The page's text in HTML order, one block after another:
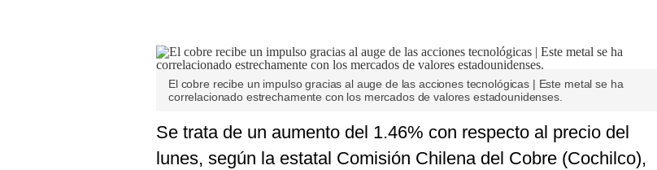
El cobre recibe un impulso gracias al auge de las acciones tecnológicas | Este metal se ha
correlacionado estrechamente con los mercados de valores estadounidenses.
Se trata de un aumento del 1.46% con respecto al precio del
lunes, según la estatal Comisión Chilena del Cobre (Cochilco),